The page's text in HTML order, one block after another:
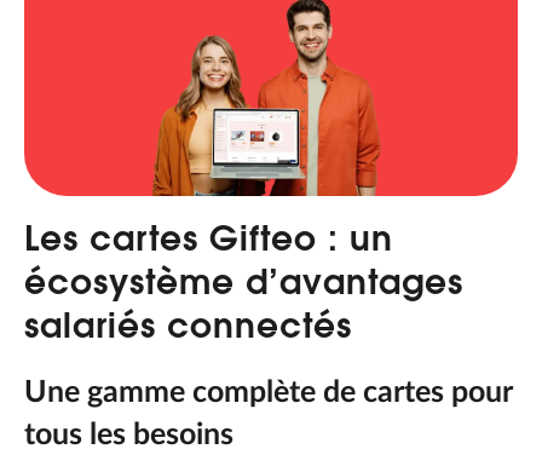
Les cartes Gifteo : un
écosystème d’avantages
salariés connectés
Une gamme complète de cartes pour
tous les besoins